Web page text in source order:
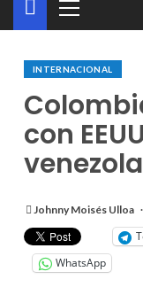
INTERNACIONAL
con
Johnny Moisés Ulloa
WhatsApp